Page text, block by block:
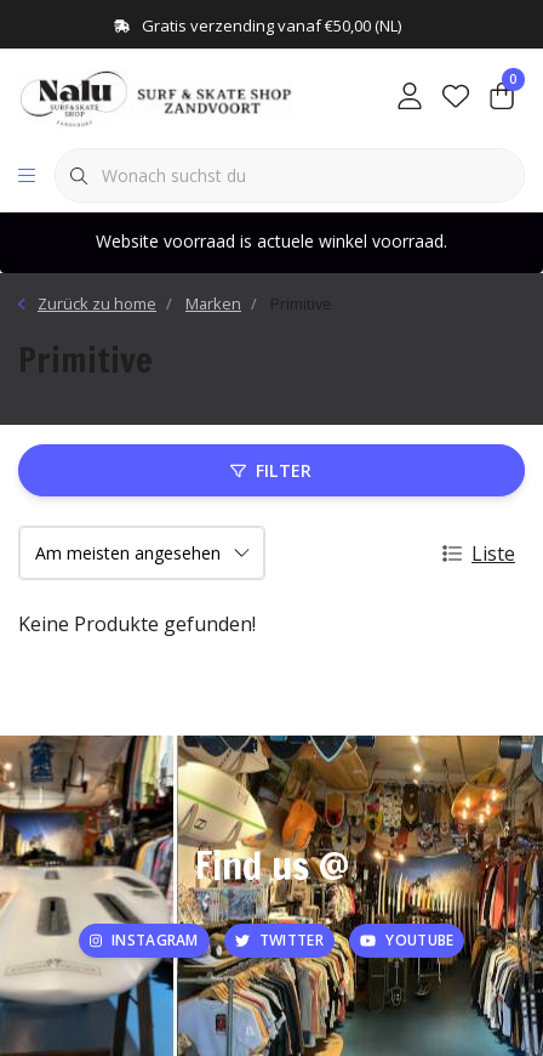
Gratis verzending vanaf €50,00 (NL)
0
Website voorraad is actuele winkel voorraad.
Zurück zu home Marken Primitive
Primitive
FILTER
Liste
Keine Produkte gefunden!
Find us @
INSTAGRAM TWITTER YOUTUBE